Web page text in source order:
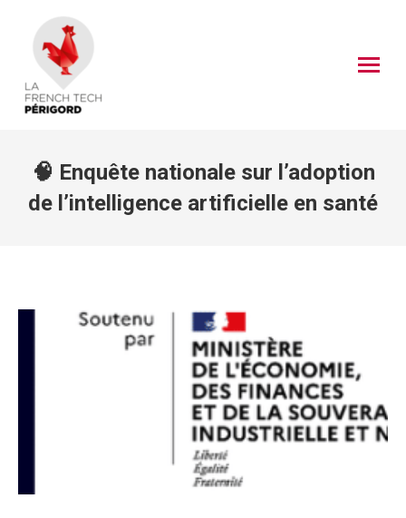
🧠 Enquête nationale sur l’adoption
de l’intelligence artificielle en santé